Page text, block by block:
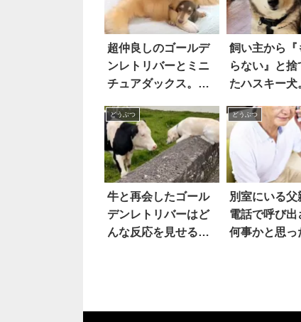
超仲良しのゴールデ
ンレトリバーとミニ
チュアダックス。そ
が…激しすぎる！？
飼い主から『
らない』と捨
たハスキー犬
どうぶつ
牛と再会したゴール
デンレトリバーはど
んな反応を見せる？
どうぶつ
別室にいる父
電話で呼び出
何事かと思